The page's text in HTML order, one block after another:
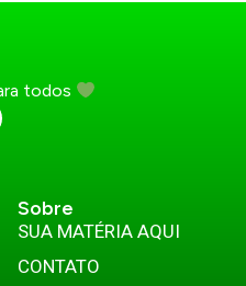
todos
Sobre
SUA MATÉRIA AQUI
CONTATO